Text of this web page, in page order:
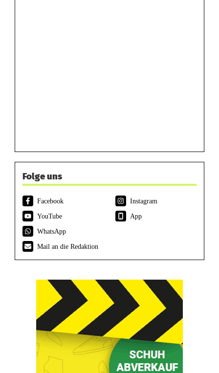
Folge uns
Facebook
Instagram
YouTube
App
WhatsApp
Mail an die Redaktion